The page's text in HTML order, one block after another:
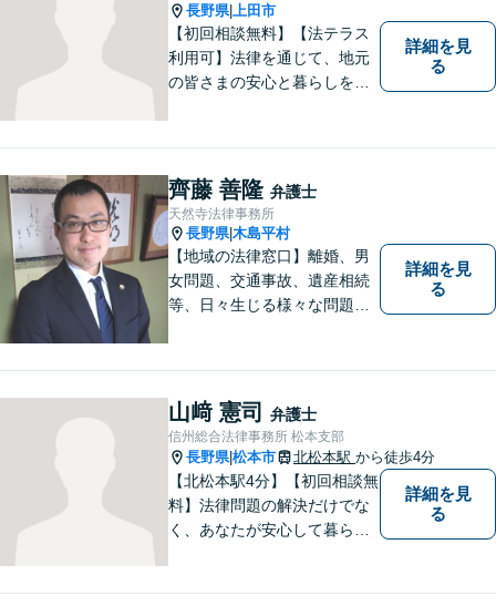
長野県| 上田市
【初回相談無料】【法テラス
利用可】法律を通じて、地元
の皆さまの安心と暮らしを全
なたのお悩みをお聞かせくだ
さい。どのようなご相談でも
真摯に向き合い、解決まで全
力で伴走します。【地域密着
型の法律事務所】
詳細を見
る
齊藤 善隆 弁護士
天然寺法律事務所
長野県|木島平村
【地域の法律窓口】離婚、男
女問題、交通事故、遺産相続
等、日々生じる様々な問題に
す。
詳細を見
る
山﨑 憲司 弁護士
信州総合法律事務所 松本支部
長野県|松本市 北松本駅 から徒歩4分
【北松本駅4分】【初回相談無
料】法律問題の解決だけでな
く、あなたが安心して暮らせ
詳細を見
る